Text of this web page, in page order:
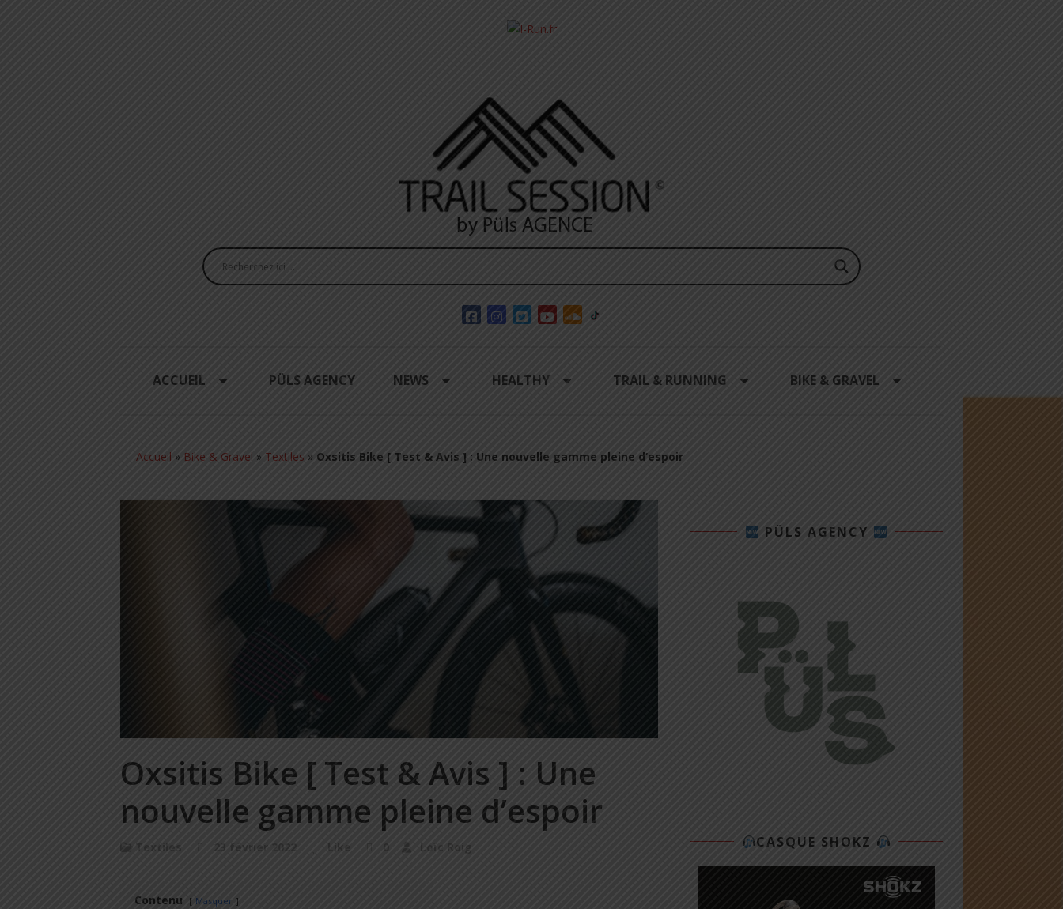
ACCUEIL PÜLS AGENCY NEWS HEALTHY TRAIL & RUNNING BIKE & GRAVEL
Accueil » Bike & Gravel » Textiles » Oxsitis Bike [ Test & Avis ] : Une nouvelle gamme pleine d’espoir
Oxsitis Bike [ Test & Avis ] : Une
nouvelle gamme pleine d’espoir
Textiles 23 février 2022 Like 0 Loïc Roig
Contenu Masquer
PÜLS AGENCY
CASQUE SHOKZ